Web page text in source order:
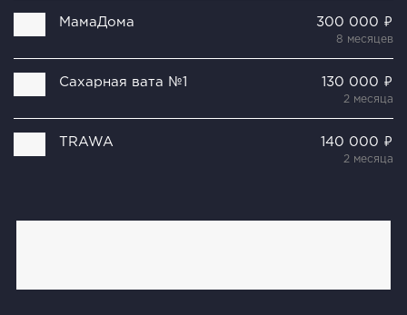
МамаДома 300 000 ₽
8 месяцев
Сахарная вата №1 130 000 ₽
2 месяца
TRAWA 140 000 ₽
2 месяца